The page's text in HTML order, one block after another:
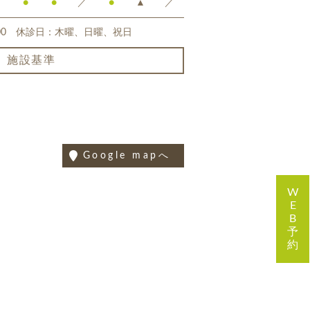
W
E
B
予
約
● ● ／ ● ▲ ／
休診日：木曜、日曜、祝日
施設基準
Google mapへ